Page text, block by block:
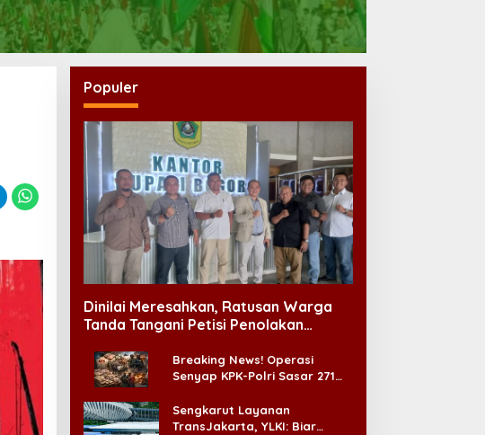
Populer
Dinilai Meresahkan, Ratusan Warga
Tanda Tangani Petisi Penolakan
Breaking News! Operasi
Senyap KPK-Polri Sasar 271
Ada ‘Badai Pemeriksaan’
Sengkarut Layanan
TransJakarta, YLKI: Biar